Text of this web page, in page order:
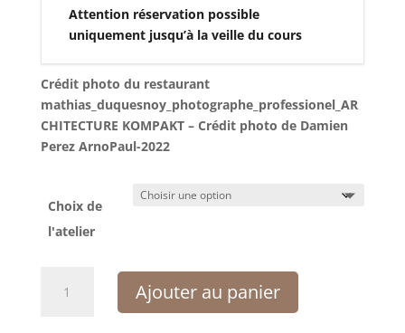
Attention réservation possible
uniquement jusqu’à la veille du cours
Crédit photo du restaurant
mathias_duquesnoy_photographe_professionel_AR
CHITECTURE KOMPAKT – Crédit photo de Damien
Perez ArnoPaul-2022
Choix de
l'atelier
Ajouter au panier